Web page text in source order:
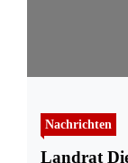
Nachrichten
Landrat